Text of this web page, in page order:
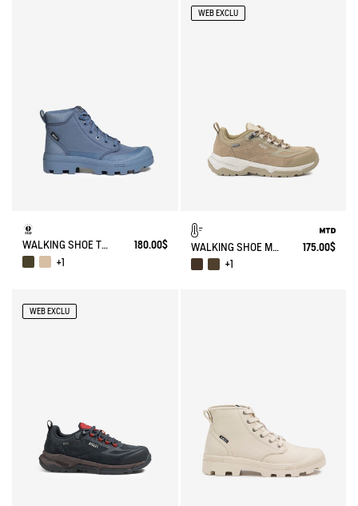
WALKING SHOE TENERE
180.00$
+1
WEB EXCLU
WALKING SHOE MTD PALKA LOW ULTRA-LIGHT
175.00$
+1
WEB EXCLU